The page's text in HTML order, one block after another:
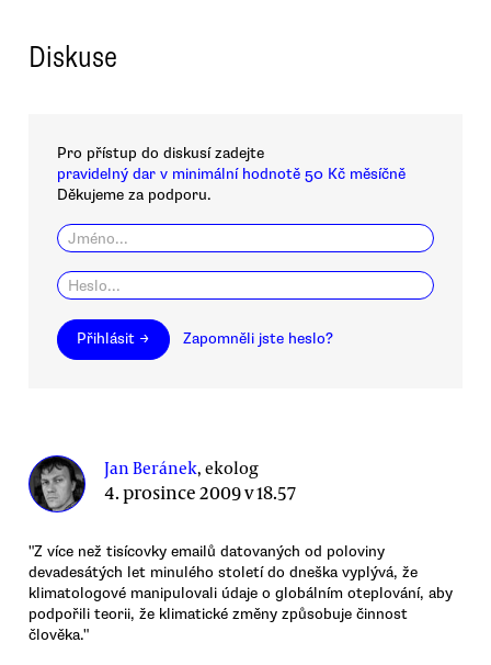
Diskuse
Pro přístup do diskusí zadejte
pravidelný dar v minimální hodnotě 50 Kč měsíčně
Děkujeme za podporu.
Přihlásit → Zapomněli jste heslo?
Jan Beránek, ekolog
4. prosince 2009 v 18.57
"Z více než tisícovky emailů datovaných od poloviny
devadesátých let minulého století do dneška vyplývá, že
klimatologové manipulovali údaje o globálním oteplování, aby
podpořili teorii, že klimatické změny způsobuje činnost
člověka."